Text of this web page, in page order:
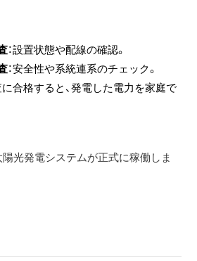
：設置状態や配線の確認。
：安全性や系統連系のチェック。
に合格すると、発電した電力を家庭で
光発電システムが正式に稼働しま